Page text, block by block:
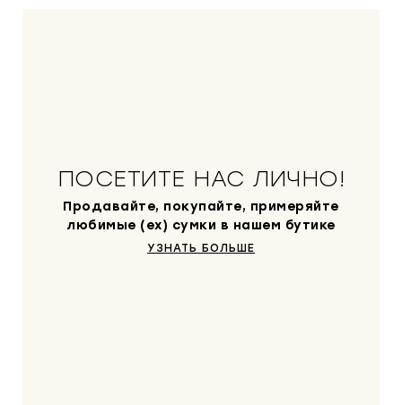
ПОСЕТИТЕ НАС ЛИЧНО!
Продавайте, покупайте, примеряйте
любимые (ex) сумки в нашем бутике
УЗНАТЬ БОЛЬШЕ